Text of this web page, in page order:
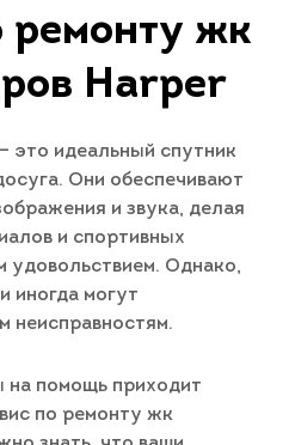
ремонту жк
Harper
это идеальный спутник
Они обеспечивают
и звука, делая
и спортивных
удовольствием. Однако,
иногда могут
неисправностям.
на помощь приходит
по ремонту жк